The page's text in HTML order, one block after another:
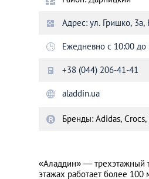
Адрес: ул. Гришко, 3а,
Ежедневно с 10:00 до
+38 (044) 206-41-41
aladdin.ua
Бренды: Adidas, Crocs,
«Аладдин» ― трехэтажный
этажах работает более 100